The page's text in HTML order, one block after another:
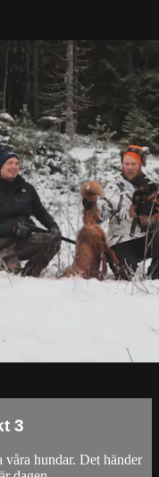
3
våra hundar. Det händer